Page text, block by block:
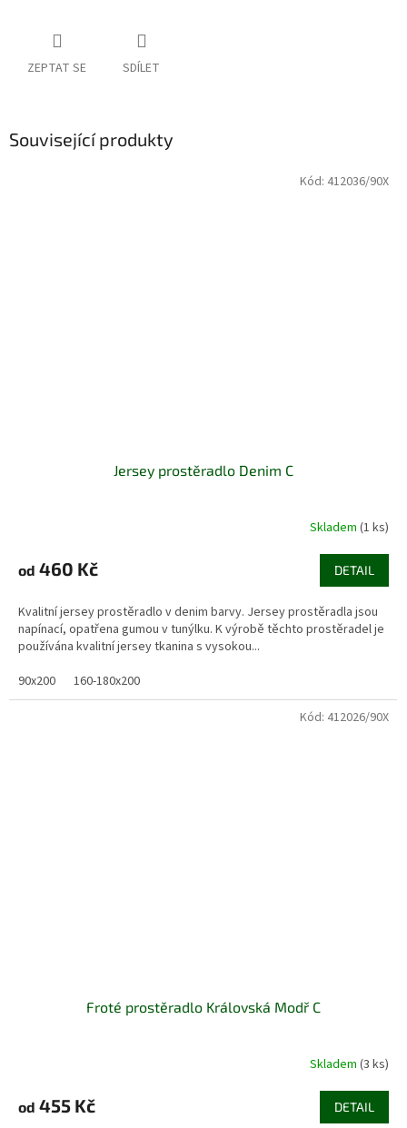
ZEPTAT SE SDÍLET
Související produkty
Jersey prostěradlo Denim C
Skladem (1 ks)
od 460 Kč DETAIL
Kvalitní jersey prostěradlo v denim barvy. Jersey prostěradla jsou
napínací, opatřena gumou v tunýlku. K výrobě těchto prostěradel je
používána kvalitní jersey tkanina s vysokou...
90x200
160-180x200
Kód: 412036/90X
Froté prostěradlo Královská Modř C
Skladem (3 ks)
od 455 Kč DETAIL
Kód: 412026/90X